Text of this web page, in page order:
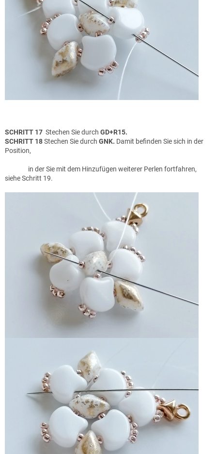
SCHRITT 17 Stechen Sie durch GD+R15.
SCHRITT 18Stechen Sie durch GNK. Damit befinden Sie sich in der
Position,
in der Sie mit dem Hinzufügen weiterer Perlen fortfahren,
siehe Schritt 19.